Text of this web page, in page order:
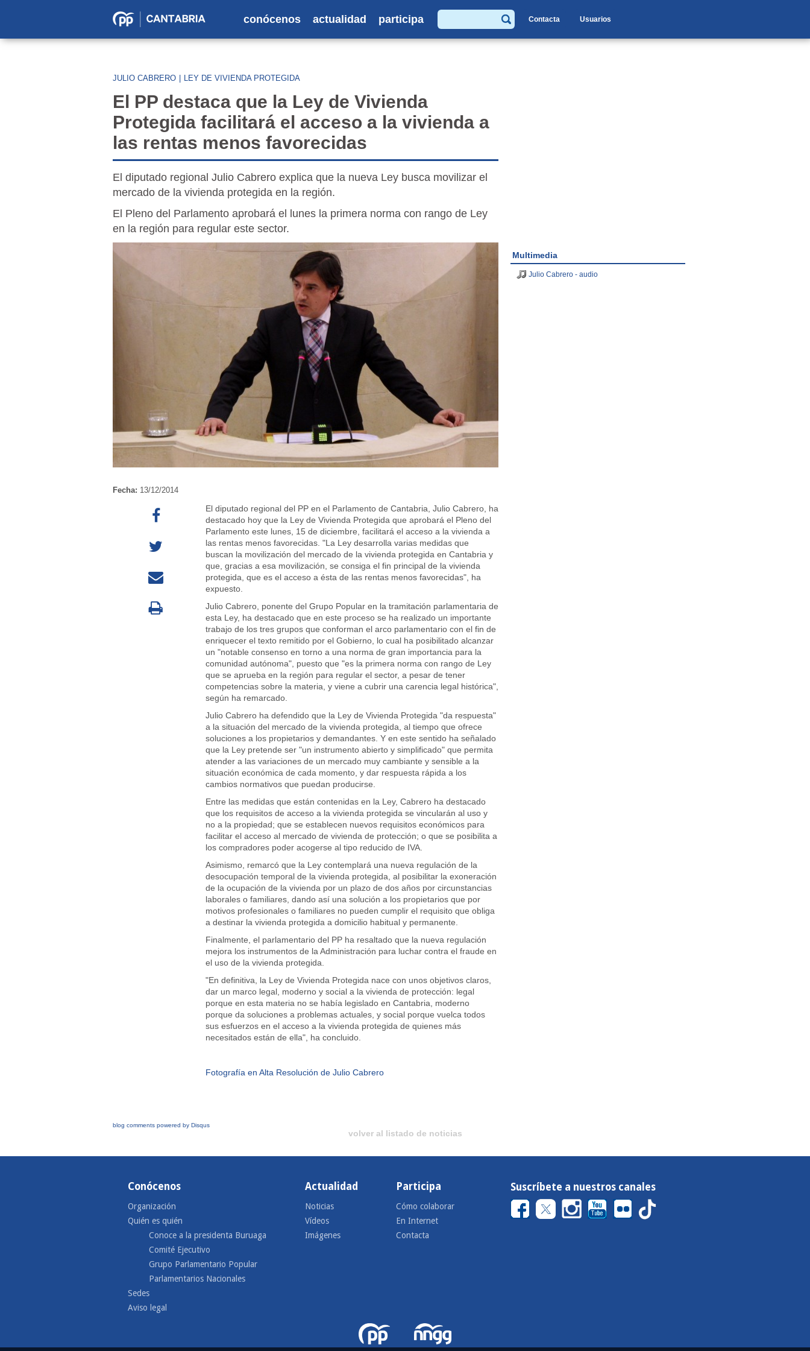
Partido
en
conócenos actualidad participa
Buscar
Contacta Usuarios
JULIO CABRERO LEY DE VIVIENDA PROTEGIDA
El PP destaca que la Ley de Vivienda
Protegida facilitará el acceso a la vivienda a
las rentas menos favorecidas
El diputado regional Julio Cabrero explica que la nueva Ley busca movilizar el
mercado de la vivienda protegida en la región.
El Pleno del Parlamento aprobará el lunes la primera norma con rango de Ley
en la región para regular este sector.
Fecha: 13/12/2014
El diputado regional del PP en el Parlamento de Cantabria, Julio Cabrero, ha
destacado hoy que la Ley de Vivienda Protegida que aprobará el Pleno del
Parlamento este lunes, 15 de diciembre, facilitará el acceso a la vivienda a
las rentas menos favorecidas. "La Ley desarrolla varias medidas que
buscan la movilización del mercado de la vivienda protegida en Cantabria y
que, gracias a esa movilización, se consiga el fin principal de la vivienda
protegida, que es el acceso a ésta de las rentas menos favorecidas", ha
expuesto.
Julio Cabrero, ponente del Grupo Popular en la tramitación parlamentaria de
esta Ley, ha destacado que en este proceso se ha realizado un importante
trabajo de los tres grupos que conforman el arco parlamentario con el fin de
enriquecer el texto remitido por el Gobierno, lo cual ha posibilitado alcanzar
un "notable consenso en torno a una norma de gran importancia para la
comunidad autónoma", puesto que "es la primera norma con rango de Ley
que se aprueba en la región para regular el sector, a pesar de tener
competencias sobre la materia, y viene a cubrir una carencia legal histórica",
según ha remarcado.
Julio Cabrero ha defendido que la Ley de Vivienda Protegida "da respuesta"
a la situación del mercado de la vivienda protegida, al tiempo que ofrece
soluciones a los propietarios y demandantes. Y en este sentido ha señalado
que la Ley pretende ser "un instrumento abierto y simplificado" que permita
atender a las variaciones de un mercado muy cambiante y sensible a la
situación económica de cada momento, y dar respuesta rápida a los
cambios normativos que puedan producirse.
Entre las medidas que están contenidas en la Ley, Cabrero ha destacado
que los requisitos de acceso a la vivienda protegida se vincularán al uso y
no a la propiedad; que se establecen nuevos requisitos económicos para
facilitar el acceso al mercado de vivienda de protección; o que se posibilita a
los compradores poder acogerse al tipo reducido de IVA.
Asimismo, remarcó que la Ley contemplará una nueva regulación de la
desocupación temporal de la vivienda protegida, al posibilitar la exoneración
de la ocupación de la vivienda por un plazo de dos años por circunstancias
laborales o familiares, dando así una solución a los propietarios que por
motivos profesionales o familiares no pueden cumplir el requisito que obliga
a destinar la vivienda protegida a domicilio habitual y permanente.
Finalmente, el parlamentario del PP ha resaltado que la nueva regulación
mejora los instrumentos de la Administración para luchar contra el fraude en
el uso de la vivienda protegida.
"En definitiva, la Ley de Vivienda Protegida nace con unos objetivos claros,
dar un marco legal, moderno y social a la vivienda de protección: legal
porque en esta materia no se había legislado en Cantabria, moderno
porque da soluciones a problemas actuales, y social porque vuelca todos
sus esfuerzos en el acceso a la vivienda protegida de quienes más
necesitados están de ella", ha concluido.
Fotografía en Alta Resolución de Julio Cabrero
Multimedia
Julio Cabrero - audio
blog comments powered by Disqus
volver al listado de noticias
Conócenos
Organización
Quién es quién
Conoce a la presidenta Buruaga
Comité Ejecutivo
Grupo Parlamentario Popular
Parlamentarios Nacionales
Sedes
Aviso legal
Actualidad
Noticias
Vídeos
Imágenes
Participa
Cómo colaborar
En Internet
Contacta
Suscríbete a nuestros canales